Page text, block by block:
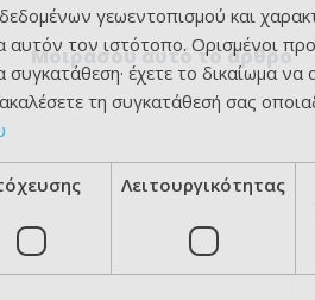
Μοιράσου αυτό το άρθρο
γεωεντοπισμού και
αυτόν τον ιστότοπο. Ορισμένοι
έχετε το δικαίωμα να
τη συγκατάθεσή σας
Λειτουργικότητας